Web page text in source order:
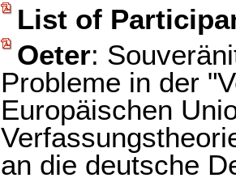
List of
Oeter:
Probleme in der
Europäischen
an die deutsche